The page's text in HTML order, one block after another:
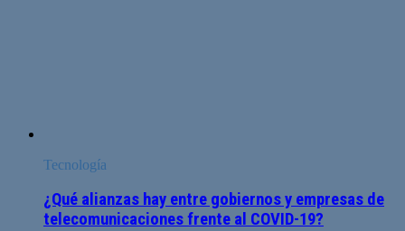
Tecnología
¿Qué alianzas hay entre gobiernos y empresas de
telecomunicaciones frente al COVID-19?